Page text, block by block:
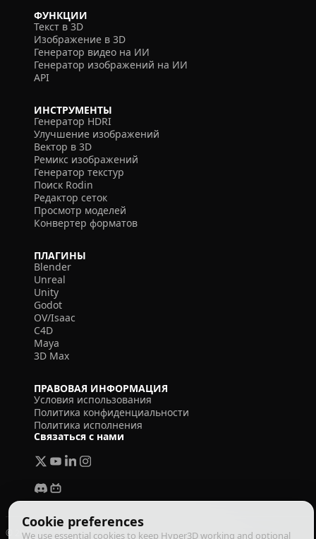
Cookie preferences
We use essential cookies to keep Hyper3D working and optional
ФУНКЦИИ
Текст в 3D
Изображение в 3D
Генератор видео на ИИ
Генератор изображений на ИИ
API
ИНСТРУМЕНТЫ
Генератор HDRI
Улучшение изображений
Вектор в 3D
Ремикс изображений
Генератор текстур
Поиск Rodin
Редактор сеток
Просмотр моделей
Конвертер форматов
ПЛАГИНЫ
Blender
Unreal
Unity
Godot
OV/Isaac
C4D
Maya
3D Max
ПРАВОВАЯ ИНФОРМАЦИЯ
Условия использования
Политика конфиденциальности
Политика исполнения
Связаться с нами
© 2026 Deemos Corporation. Все права защищены